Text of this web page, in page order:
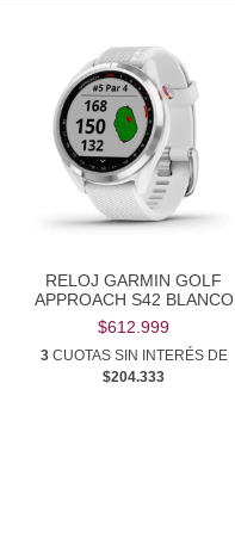
RELOJ GARMIN GOLF
APPROACH S42 BLANCO
$612.999
3CUOTAS SIN INTERÉS DE
$204.333